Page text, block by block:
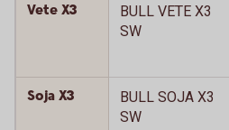
Vete X3
BULL VETE X3
SW
Soja X3
BULL SOJA X3
SW